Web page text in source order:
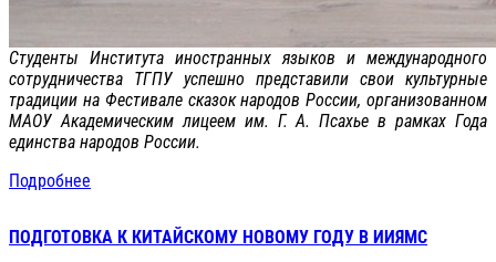
Студенты Института иностранных языков и международного
сотрудничества ТГПУ успешно представили свои культурные
традиции на Фестивале сказок народов России, организованном
МАОУ Академическим лицеем им. Г. А. Псахье в рамках Года
единства народов России.
Подробнее
ПОДГОТОВКА К КИТАЙСКОМУ НОВОМУ ГОДУ В ИИЯМС